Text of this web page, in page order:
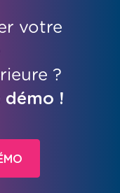
votre
?
démo !